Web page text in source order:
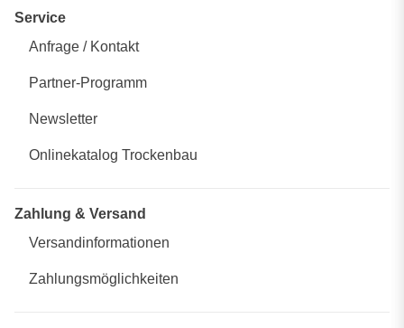
Service
Anfrage / Kontakt
Partner-Programm
Newsletter
Onlinekatalog Trockenbau
Zahlung & Versand
Versandinformationen
Zahlungsmöglichkeiten